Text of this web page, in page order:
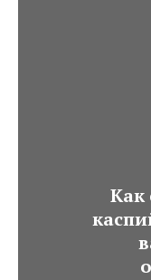
Как